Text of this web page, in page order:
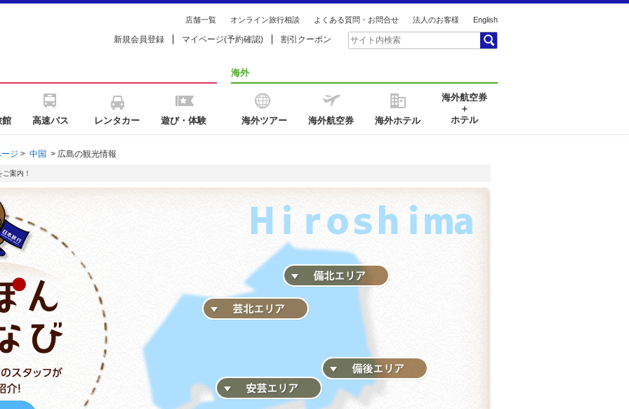
店舗一覧 オンライン旅行相談 よくある質問・お問合せ 法人のお客様 English
新規会員登録 マイページ(予約確認) 割引クーポン
館 高速バス レンタカー 遊び・体験
海外
海外ツアー 海外航空券 海外ホテル
海外航空券
＋
ホテル
ジ > 中国 > 広島の観光情報
案内！